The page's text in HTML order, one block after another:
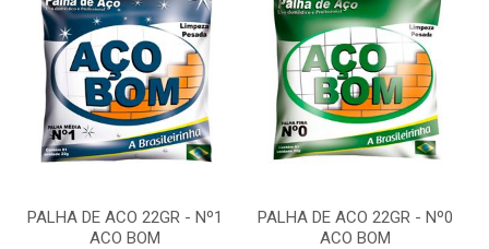
PALHA DE ACO 22GR - Nº1
ACO BOM
PALHA DE ACO 22GR - Nº0
ACO BOM